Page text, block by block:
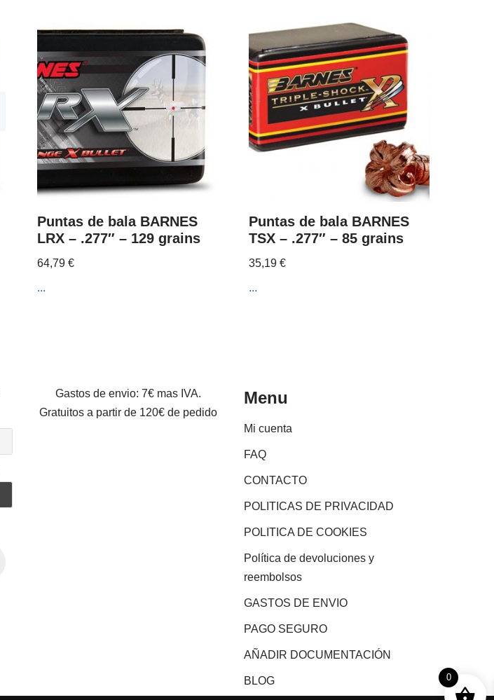
Puntas de bala BARNES
LRX – .277″ – 129 grains
64,79 €
...
Puntas de bala BARNES
TSX – .277″ – 85 grains
35,19€
...
Gastos de envio: 7€ mas IVA.
Gratuitos a partir de 120€ de pedido
Menu
Mi cuenta
FAQ
CONTACTO
POLITICAS DE PRIVACIDAD
POLITICA DE COOKIES
Política de devoluciones y
reembolsos
GASTOS DE ENVIO
PAGO SEGURO
AÑADIR DOCUMENTACIÓN
BLOG 0